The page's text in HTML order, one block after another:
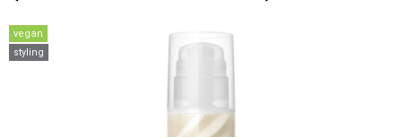
vegan
styling